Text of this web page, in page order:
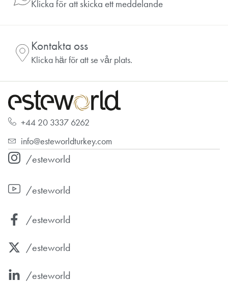
Klicka för att skicka ett meddelande
Kontakta oss
Klicka här för att se vår plats.
+44 20 3337 6262
info@esteworldturkey.com
/esteworld
/esteworld
/esteworld
/esteworld
/esteworld